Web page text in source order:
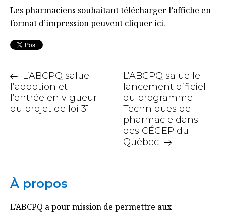
Les pharmaciens souhaitant télécharger l’affiche en
format d’impression peuvent cliquer ici.
L’ABCPQ salue
l’adoption et
l’entrée en vigueur
du projet de loi 31
L’ABCPQ salue le
lancement officiel
du programme
Techniques de
pharmacie dans
des CÉGEP du
Québec
À propos
L’ABCPQ a pour mission de permettre aux